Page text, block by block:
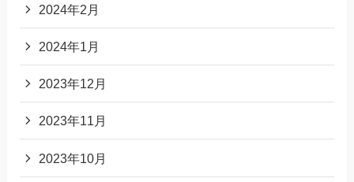
2024年2月
2024年1月
2023年12月
2023年11月
2023年10月